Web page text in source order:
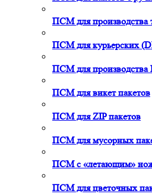
ПСМ для производства
ПСМ для курьерских
ПСМ для производства
ПСМ для викет пакетов
ПСМ для ZIP пакетов
ПСМ для мусорных
ПСМ с «летающим»
ПСМ для цветочных